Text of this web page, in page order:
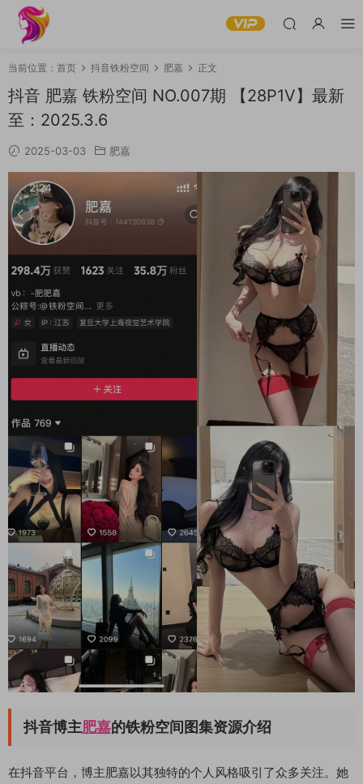
当前位置： 首页 抖音铁粉空间 肥嘉 正文
抖音 肥嘉 铁粉空间 NO.007期 【28P1V】最新
至：2025.3.6
2025-03-03 肥嘉
抖音博主肥嘉的铁粉空间图集资源介绍
在抖音平台，博主肥嘉以其独特的个人风格吸引了众多关注。她